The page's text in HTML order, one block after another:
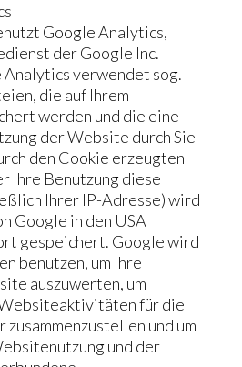
Google Analytics,
der Google Inc.
Analytics verwendet sog.
die auf Ihrem
werden und die eine
der Website durch Sie
den Cookie erzeugten
Ihre Benutzung diese
Ihrer IP-Adresse) wird
Google in den USA
gespeichert. Google wird
benutzen, um Ihre
auszuwerten, um
für die
und um
und der